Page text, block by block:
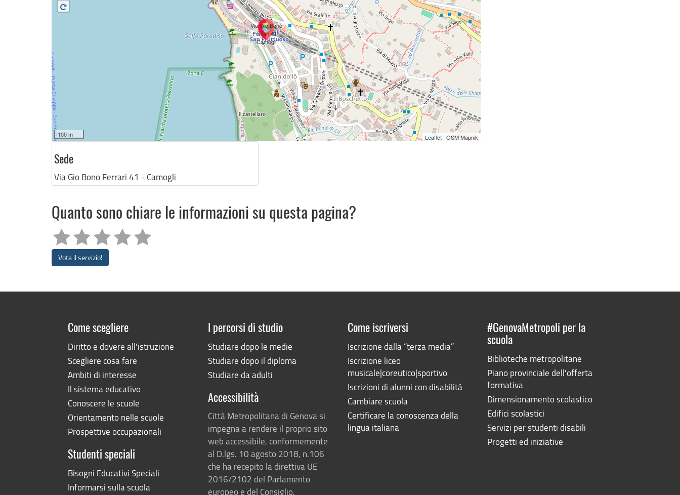
Via Gio Bono
Ferrari 41 -
Camogli
100 m Leaflet| OSM Mapnik
Sede
Via Gio Bono Ferrari 41 - Camogli
Quanto sono chiare le informazioni su questa pagina?
Vota il servizio!
Come scegliere
Diritto e dovere all'istruzione
Scegliere cosa fare
Ambiti di interesse
Il sistema educativo
Conoscere le scuole
Orientamento nelle scuole
Prospettive occupazionali
Studenti speciali
Bisogni Educativi Speciali
Informarsi sulla scuola
I percorsi di studio
Studiare dopo le medie
Studiare dopo il diploma
Studiare da adulti
Accessibilità
Città Metropolitana di Genova si
impegna a rendere il proprio sito
web accessibile, conformemente
al D.lgs. 10 agosto 2018, n.106
che ha recepito la direttiva UE
2016/2102 del Parlamento
europeo e del Consiglio.
Come iscriversi
Iscrizione dalla “terza media”
Iscrizione liceo
musicale|coreutico|sportivo
Iscrizioni di alunni con disabilità
Cambiare scuola
Certificare la conoscenza della
lingua italiana
#GenovaMetropoli per la
scuola
Biblioteche metropolitane
Piano provinciale dell'offerta
formativa
Dimensionamento scolastico
Edifici scolastici
Servizi per studenti disabili
Progetti ed iniziative